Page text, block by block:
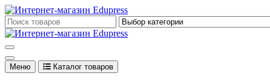
Перейти
к
содержимому
Edupress Uzbekistan, Edupress Узбекистан, книги, учебники на
Меню Каталог товаров